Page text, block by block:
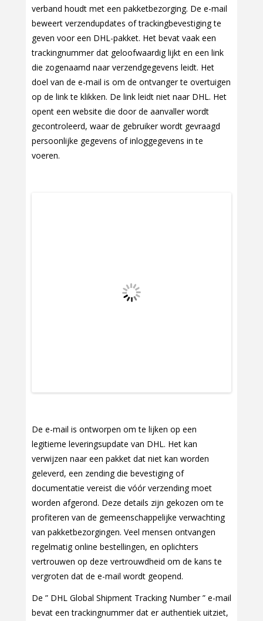
verband houdt met een pakketbezorging. De e-mail
beweert verzendupdates of trackingbevestiging te
geven voor een DHL-pakket. Het bevat vaak een
trackingnummer dat geloofwaardig lijkt en een link
die zogenaamd naar verzendgegevens leidt. Het
doel van de e-mail is om de ontvanger te overtuigen
op de link te klikken. De link leidt niet naar DHL. Het
opent een website die door de aanvaller wordt
gecontroleerd, waar de gebruiker wordt gevraagd
persoonlijke gegevens of inloggegevens in te
voeren.
De e-mail is ontworpen om te lijken op een
legitieme leveringsupdate van DHL. Het kan
verwijzen naar een pakket dat niet kan worden
geleverd, een zending die bevestiging of
documentatie vereist die vóór verzending moet
worden afgerond. Deze details zijn gekozen om te
profiteren van de gemeenschappelijke verwachting
van pakketbezorgingen. Veel mensen ontvangen
regelmatig online bestellingen, en oplichters
vertrouwen op deze vertrouwdheid om de kans te
vergroten dat de e-mail wordt geopend.
De ” DHL Global Shipment Tracking Number ” e-mail
bevat een trackingnummer dat er authentiek uitziet,